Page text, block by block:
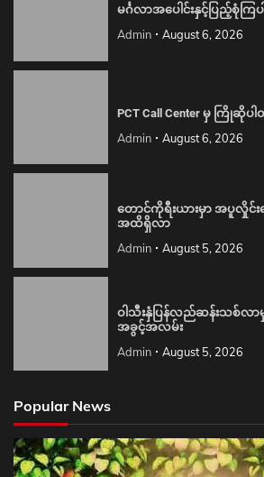
မင်္ဂလာအပေါင်းနှင့်ပြည့်စုံကြပ
Admin August 6, 2026
PCT Call Center မှ ကြိုဆိုပ
Admin August 6, 2026
တောင်ကိုရီးယားမှာ အပူလှိုင်း
အထိရှိလာ
Admin August 5, 2026
ဝါသီးနှံပြန်လည်ဆန်းသစ်လာမှု
အခွင့်အလမ်း
Admin August 5, 2026
Popular News